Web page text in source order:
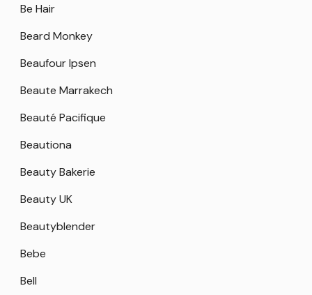
Be Hair
Beard Monkey
Beaufour Ipsen
Beaute Marrakech
Beauté Pacifique
Beautiona
Beauty Bakerie
Beauty UK
Beautyblender
Bebe
Bell